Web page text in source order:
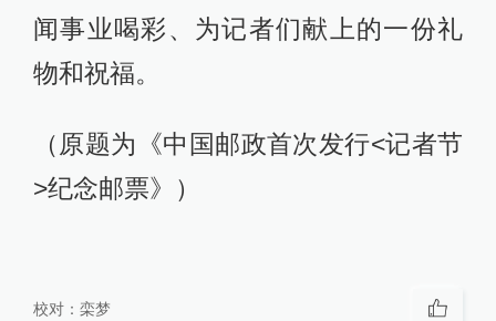
闻事业喝彩、为记者们献上的一份礼
物和祝福。
（原题为《中国邮政首次发行<记者节
>纪念邮票》）
校对： 栾梦